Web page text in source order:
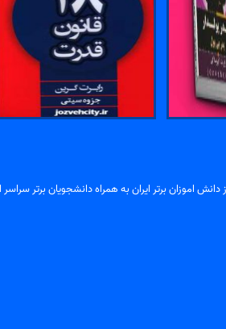
اموزان برتر ایران به همراه دانشجویان برتر سراسر